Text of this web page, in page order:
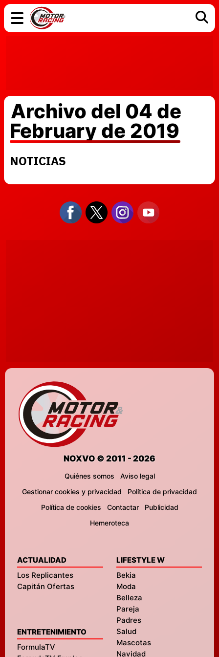
Archivo del 04 de
February de 2019
NOTICIAS
NOXVO © 2011 - 2026
Quiénes somos
Aviso legal
Gestionar cookies y privacidad
Política de privacidad
Política de cookies
Contactar
Publicidad
Hemeroteca
ACTUALIDAD
Los Replicantes
Capitán Ofertas
ENTRETENIMIENTO
FormulaTV
LIFESTYLE W
Bekia
Moda
Belleza
Pareja
Padres
Salud
Mascotas
Navidad